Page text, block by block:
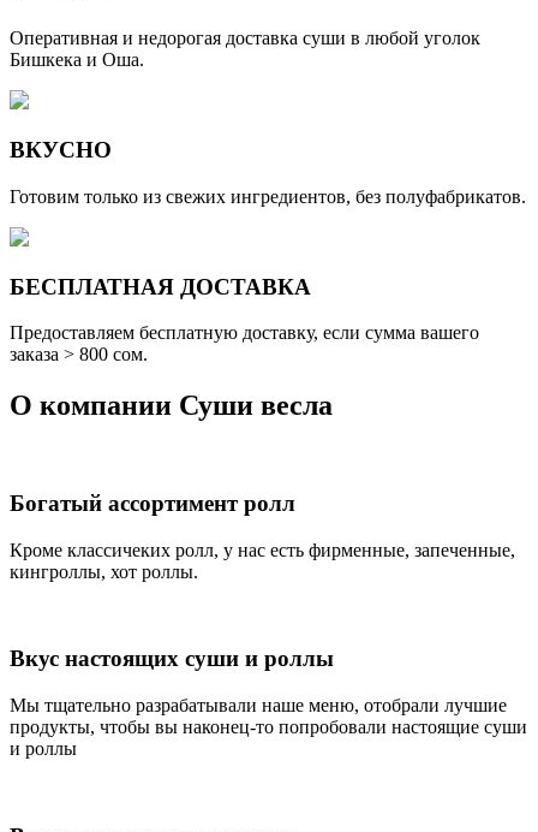
Оперативная и недорогая доставка суши в любой уголок
Бишкека и Оша.
ВКУСНО
Готовим только из свежих ингредиентов, без полуфабрикатов.
БЕСПЛАТНАЯ ДОСТАВКА
Предоставляем бесплатную доставку, если сумма вашего
заказа > 800 cом.
О компании Суши весла
Богатый ассортимент ролл
Кроме классичеких ролл, у нас есть фирменные, запеченные,
кингроллы, хот роллы.
Вкус настоящих суши и роллы
Мы тщательно разрабатывали наше меню, отобрали лучшие
продукты, чтобы вы наконец-то попробовали настоящие суши
и роллы